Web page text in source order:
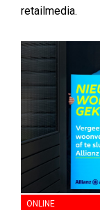
retailmedia.
ONLINE